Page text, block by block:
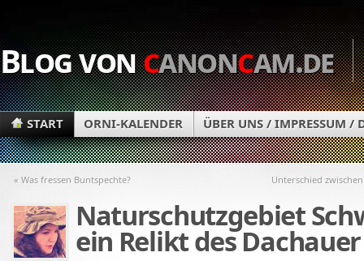
Blog voncanoncam.de
START ORNI-KALENDER ÜBER UNS / IMPRESSUM /
« Was fressen Buntspechte? Unterschied
Naturschutzgebiet
ein Relikt des